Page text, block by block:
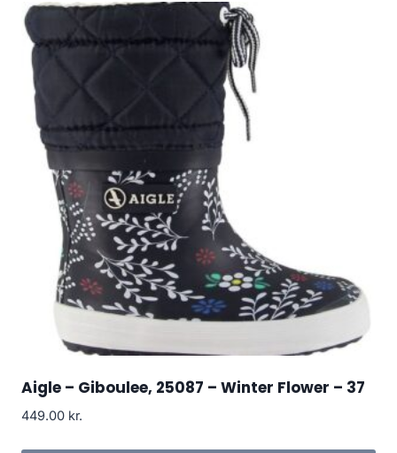
Aigle – Giboulee, 25087 – Winter Flower – 37
449.00 kr.